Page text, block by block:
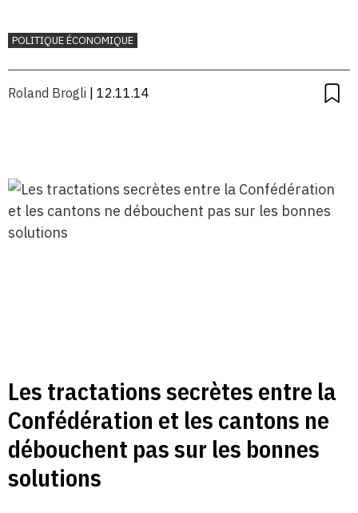
POLITIQUE ÉCONOMIQUE
Roland Brogli | 12.11.14
Les tractations secrètes entre la
Confédération et les cantons ne
débouchent pas sur les bonnes
solutions